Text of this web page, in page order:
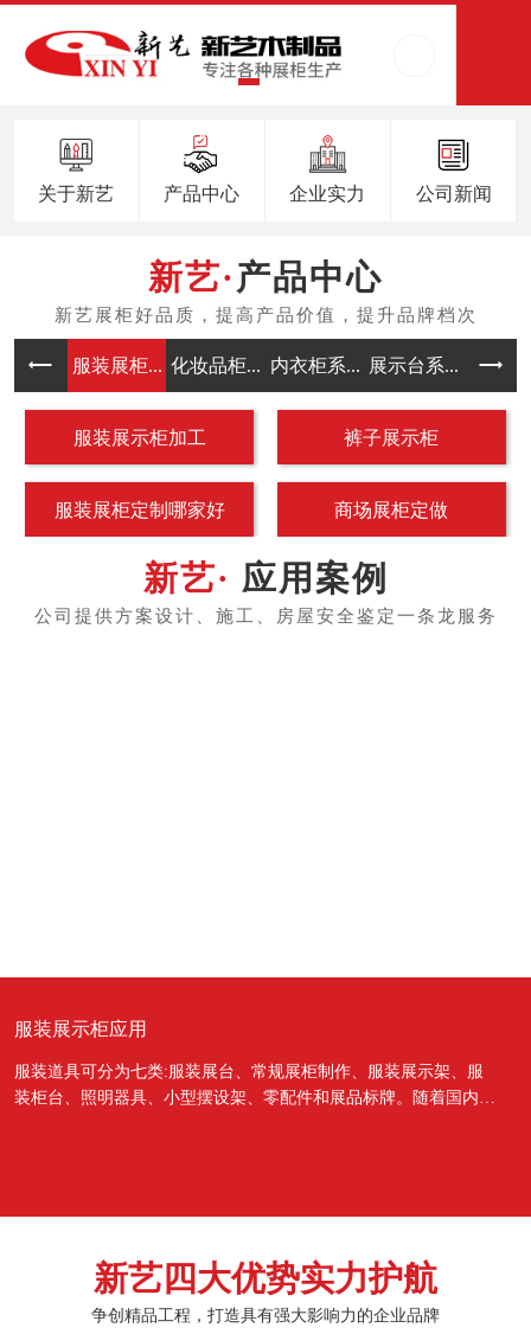
关于新艺 产品中心 企业实力 公司新闻
产品中心
服装展柜... 化妆品柜... 内衣柜系... 展示台系... 中岛
服装展示柜加工 裤子展示柜
服装展柜定制哪家好 商场展柜定做
应用案例
服装展示柜应用
服装道具可分为七类:服装展台、常规展柜制作、服装展示架、服
装柜台、照明器具、小型摆设架、零配件和展品标牌。随着国内经
新艺四大优势实力护航
争创精品工程，打造具有强大影响力的企业品牌